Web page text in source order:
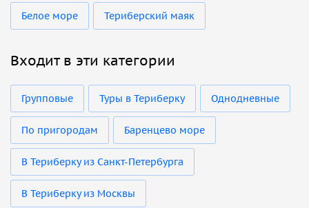
Белое море Териберский маяк
Входит в эти категории
Групповые Туры в Териберку Однодневные
По пригородам Баренцево море
В Териберку из Санкт-Петербурга
В Териберку из Москвы